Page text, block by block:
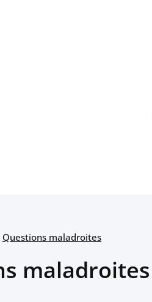
Questions maladroites
maladroites